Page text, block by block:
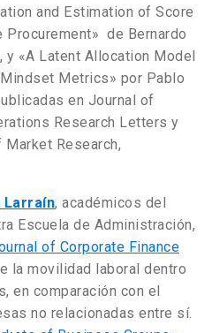
and Estimation of Score
de Bernardo
y «A Latent Allocation Model
Metrics» por Pablo
en Journal of
Research Letters y
Research,
Larraín, académicos del
Escuela de Administración,
of Corporate Finance
la movilidad laboral dentro
en comparación con el
no relacionadas entre sí.